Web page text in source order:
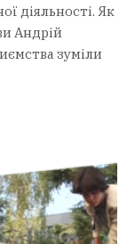
діяльності. Як
Андрій
зуміли